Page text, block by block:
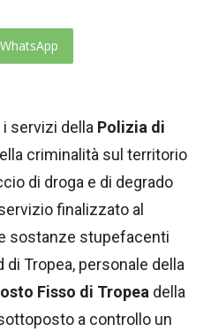
WhatsApp
servizi della Polizia di
criminalità sul territorio
di droga e di degrado
finalizzato al
sostanze stupefacenti
di Tropea, personale della
Fisso di Tropea della
a controllo un